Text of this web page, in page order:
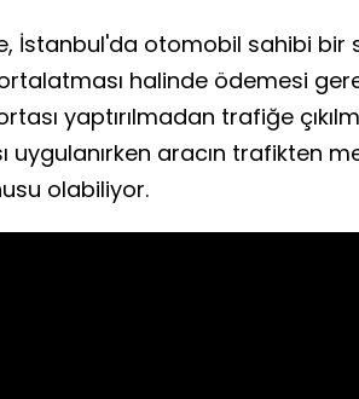
İstanbul'da otomobil sahibi bir
halinde ödemesi
yaptırılmadan trafiğe
uygulanırken aracın trafikten
olabiliyor.